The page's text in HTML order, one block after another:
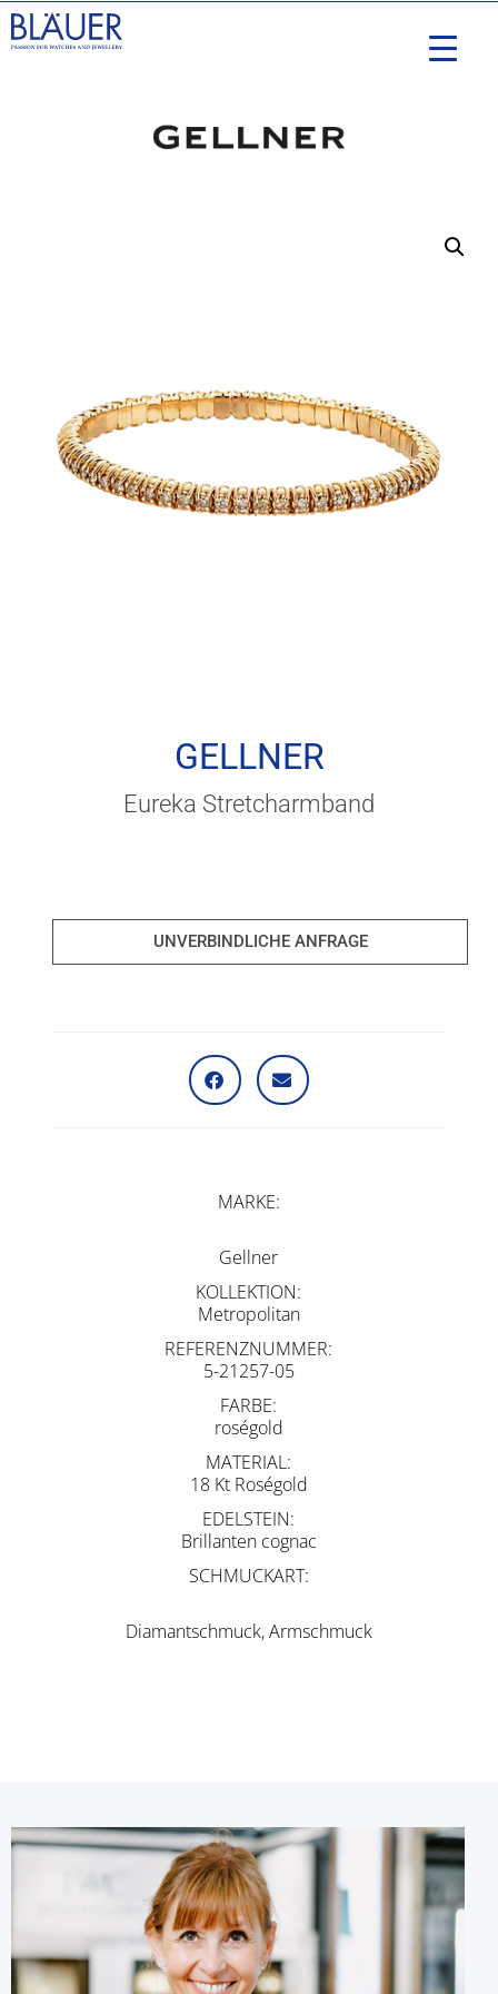
GELLNER
Eureka Stretcharmband
UNVERBINDLICHE ANFRAGE
MARKE
Gellner
KOLLEKTION
Metropolitan
REFERENZNUMMER
5-21257-05
FARBE
roségold
MATERIAL
18 Kt Roségold
EDELSTEIN
Brillanten cognac
SCHMUCKART
Diamantschmuck, Armschmuck